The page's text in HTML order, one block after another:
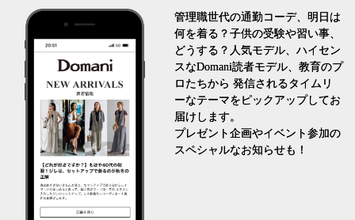
管理職世代の通勤コーデ、明日は
何を着る？子供の受験や習い事、
どうする？人気モデル、ハイセン
スなDomani読者モデル、教育のプ
ロたちから 発信されるタイムリ
ーなテーマをピックアップしてお
届けします。
プレゼント企画やイベント参加の
スペシャルなお知らせも！